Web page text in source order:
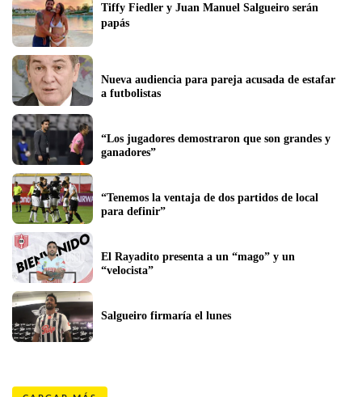
Tiffy Fiedler y Juan Manuel Salgueiro serán
papás
Nueva audiencia para pareja acusada de estafar
a futbolistas
“Los jugadores demostraron que son grandes y
ganadores”
“Tenemos la ventaja de dos partidos de local
para definir”
El Rayadito presenta a un “mago” y un
“velocista”